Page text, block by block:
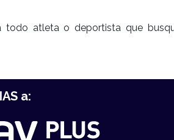
todo atleta o deportista que
a: